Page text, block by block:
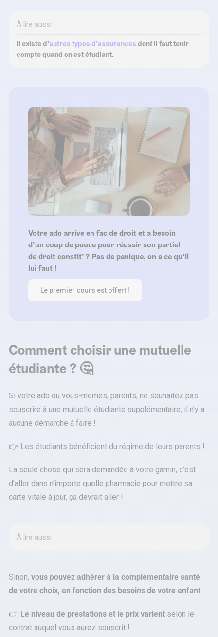
À lire aussi
Il existe d’autres types d’assurances dont il faut tenir
compte quand on est étudiant.
Votre ado arrive en fac de droit et a besoin
d’un coup de pouce pour réussir son partiel
de droit constit’ ? Pas de panique, on a ce qu’il
lui faut !
Le premier cours est offert !
Comment choisir une mutuelle
étudiante ? 🤔
Si votre ado ou vous-mêmes, parents, ne souhaitez pas
souscrire à une mutuelle étudiante supplémentaire, il n’y a
aucune démarche à faire !
👉 Les étudiants bénéficient du régime de leurs parents !
La seule chose qui sera demandée à votre gamin, c’est
d’aller dans n’importe quelle pharmacie pour mettre sa
carte vitale à jour, ça devrait aller !
À lire aussi
Sinon, vous pouvez adhérer à la complémentaire santé
de votre choix, en fonction des besoins de votre enfant.
👉 Le niveau de prestations et le prix varient selon le
contrat auquel vous aurez souscrit !